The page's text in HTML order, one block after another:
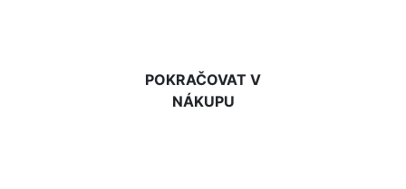
POKRAČOVAT V
NÁKUPU